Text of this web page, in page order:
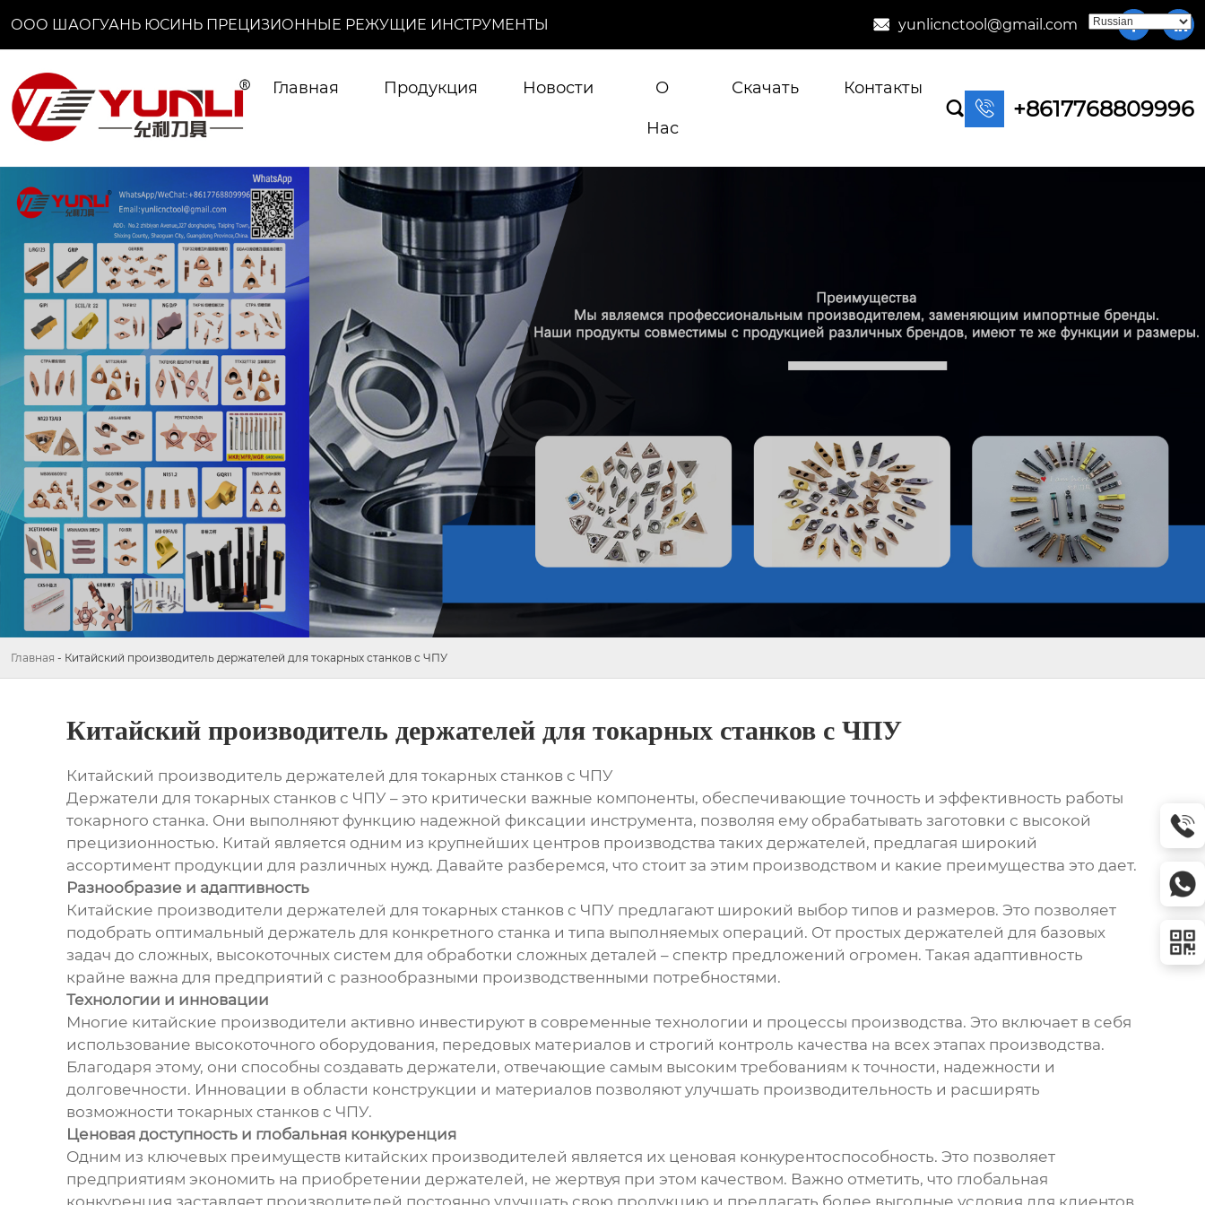
ООО ШАОГУАНЬ ЮСИНЬ ПРЕЦИЗИОННЫЕ РЕЖУЩИЕ ИНСТРУМЕНТЫ  yunlicnctool@gmail.com  
Главная Продукция Новости О
Нас
Скачать
Контакты
  +8617768809996
Главная - Китайский производитель держателей для токарных станков с ЧПУ
Китайский производитель держателей для токарных станков с ЧПУ
Китайский производитель держателей для токарных станков с ЧПУ
Держатели для токарных станков с ЧПУ – это критически важные компоненты, обеспечивающие точность и эффективность работы
токарного станка. Они выполняют функцию надежной фиксации инструмента, позволяя ему обрабатывать заготовки с высокой
прецизионностью. Китай является одним из крупнейших центров производства таких держателей, предлагая широкий
ассортимент продукции для различных нужд. Давайте разберемся, что стоит за этим производством и какие преимущества это дает.
Разнообразие и адаптивность
Китайские производители держателей для токарных станков с ЧПУ предлагают широкий выбор типов и размеров. Это позволяет
подобрать оптимальный держатель для конкретного станка и типа выполняемых операций. От простых держателей для базовых
задач до сложных, высокоточных систем для обработки сложных деталей – спектр предложений огромен. Такая адаптивность
крайне важна для предприятий с разнообразными производственными потребностями.
Технологии и инновации
Многие китайские производители активно инвестируют в современные технологии и процессы производства. Это включает в себя
использование высокоточного оборудования, передовых материалов и строгий контроль качества на всех этапах производства.
Благодаря этому, они способны создавать держатели, отвечающие самым высоким требованиям к точности, надежности и
долговечности. Инновации в области конструкции и материалов позволяют улучшать производительность и расширять
возможности токарных станков с ЧПУ.
Ценовая доступность и глобальная конкуренция
Одним из ключевых преимуществ китайских производителей является их ценовая конкурентоспособность. Это позволяет
предприятиям экономить на приобретении держателей, не жертвуя при этом качеством. Важно отметить, что глобальная